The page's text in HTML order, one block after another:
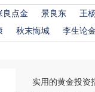
良点金 景良东 王杨
秋末悔城 李生论金
实用的黄金投资